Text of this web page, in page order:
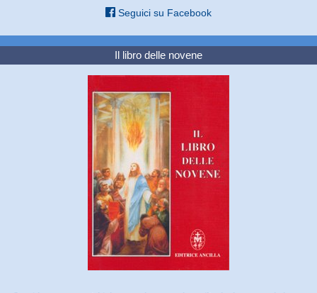
Seguici su Facebook
Il libro delle novene